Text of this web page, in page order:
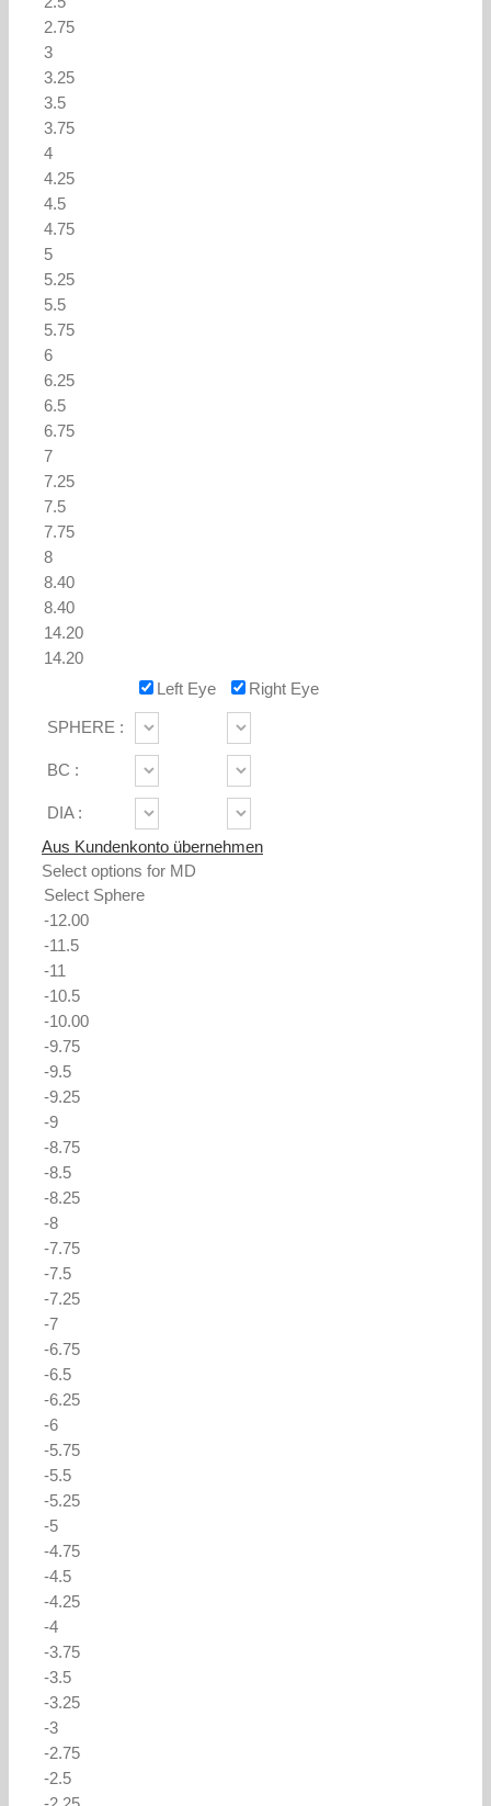
Left Eye Right Eye
SPHERE :
BC :
DIA :
Aus Kundenkonto übernehmen
Select options for MD